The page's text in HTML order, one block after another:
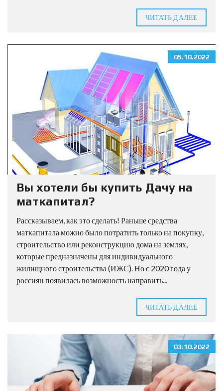
ЧИТАТЬ ДАЛЕЕ
05.10.2022
Вы хотели бы купить Дачу на
маткапитал?
Рассказываем, как это сделать! Раньше средства
маткапитала можно было потратить только на покупку,
строительство или реконструкцию дома на землях,
которые предназначены для индивидуального
жилищного строительства (ИЖС). Но с 2020 года у
россиян появилась возможность направить...
ЧИТАТЬ ДАЛЕЕ
03.10.2022